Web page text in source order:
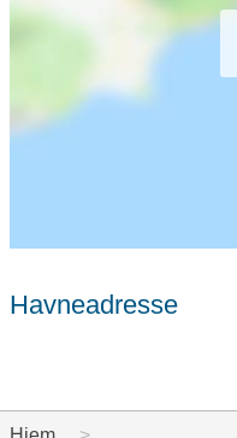
Havneadresse